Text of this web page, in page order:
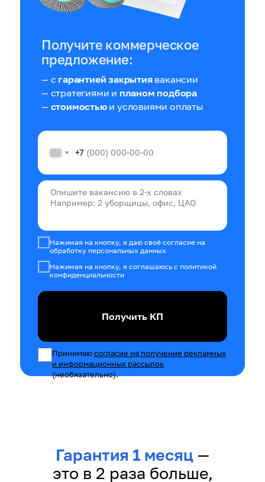
Получите коммерческое
предложение:
— с гарантией закрытия вакансии
— стратегиями и планом подбора
— стоимостьюи условиями оплаты
+7
Нажимая на кнопку, я даю своё согласие на
обработку персональных данных
Нажимая на кнопку, я соглашаюсь с политикой
конфиденциальности
Получить КП
Принимаюсогласие на получение рекламных
и информационных рассылок
(необязательно).
Гарантия 1 месяц —
это в 2 раза больше,